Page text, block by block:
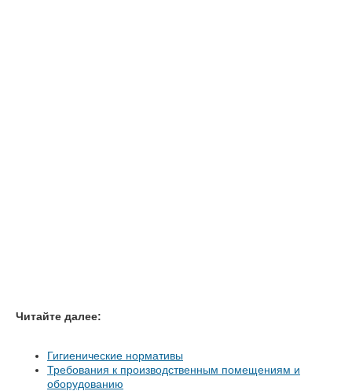
Читайте далее:
Гигиенические нормативы
Требования к производственным помещениям и
оборудованию